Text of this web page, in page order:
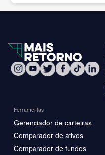
Ferramentas
Gerenciador de carteiras
Comparador de ativos
Comparador de fundos